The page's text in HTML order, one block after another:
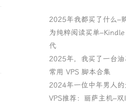
2025年我都买了什么–
为纯粹阅读买单
代
2025年，我买了一台
常用 VPS 脚本合集
2024年一位中年男人
VPS推荐：丽萨主机–